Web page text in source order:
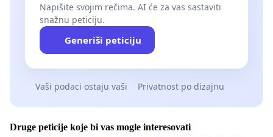
Napišite svojim rečima. AI će za vas sastaviti
snažnu peticiju.
Generiši peticiju
Vaši podaci ostaju vaši Privatnost po dizajnu
Druge peticije koje bi vas mogle interesovati